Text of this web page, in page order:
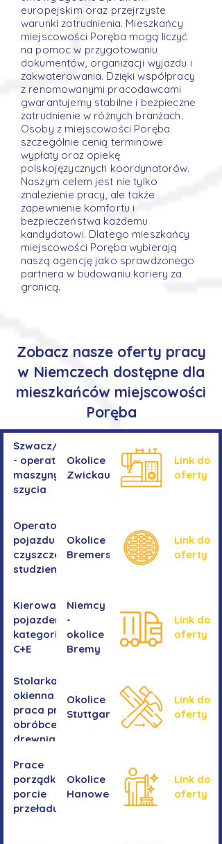
europejskim oraz przejrzyste
warunki zatrudnienia. Mieszkańcy
miejscowości Poręba mogą liczyć
na pomoc w przygotowaniu
dokumentów, organizacji wyjazdu i
zakwaterowania. Dzięki współpracy
z renomowanymi pracodawcami
gwarantujemy stabilne i bezpieczne
zatrudnienie w różnych branżach.
Osoby z miejscowości Poręba
szczególnie cenią terminowe
wypłaty oraz opiekę
polskojęzycznych koordynatorów.
Naszym celem jest nie tylko
znalezienie pracy, ale także
zapewnienie komfortu i
bezpieczeństwa każdemu
kandydatowi. Dlatego mieszkańcy
miejscowości Poręba wybierają
naszą agencję jako sprawdzonego
partnera w budowaniu kariery za
granicą.
Zobacz nasze oferty pracy
w Niemczech dostępne dla
mieszkańców miejscowości
Poręba
Szwacz/Szwaczka
- operator
maszyny do
szycia
Okolice
Zwickau
Link do
oferty
Operator/operatorka
pojazdu do
czyszczenia
studzienek
Okolice
Bremershaven
Link do
oferty
Kierowanie
pojazdem
kategorii
C+E
Niemcy
-
okolice
Bremy
Link do
oferty
Stolarka
okienna -
praca przy
obróbce
drewnianych
okiennych
Okolice
Stuttgartu
Link do
oferty
Prace
porządkowe w
porcie
przeładunkowym
Okolice
Hanoweru
Link do
oferty